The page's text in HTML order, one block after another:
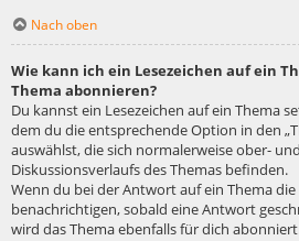
Nach oben
Wie kann ich ein Lesezeichen auf ein
Thema abonnieren?
Du kannst ein Lesezeichen auf ein Thema
dem du die entsprechende Option in den
auswählst, die sich normalerweise ober-
Diskussionsverlaufs des Themas befinden.
Wenn du bei der Antwort auf ein Thema
benachrichtigen, sobald eine Antwort
wird das Thema ebenfalls für dich